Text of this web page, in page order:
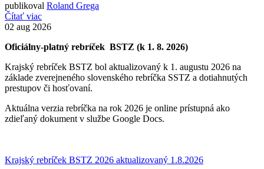
publikoval Roland Grega
Čítať viac
02 aug 2026
Oficiálny-platný rebríček BSTZ (k 1. 8. 2026)
Krajský rebríček BSTZ bol aktualizovaný k 1. augustu 2026 na
základe zverejneného slovenského rebríčka SSTZ a dotiahnutých
prestupov či hosťovaní.
Aktuálna verzia rebríčka na rok 2026 je online prístupná ako
zdieľaný dokument v službe Google Docs.
Krajský rebríček BSTZ 2026 aktualizovaný 1.8.2026